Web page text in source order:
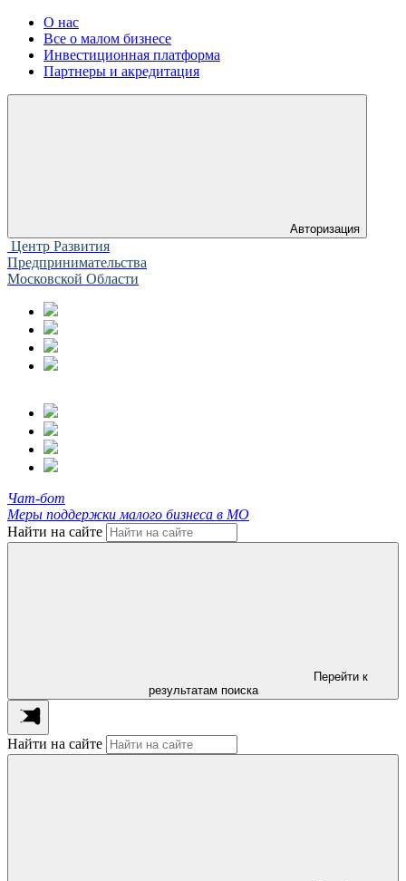
О нас
Все о малом бизнесе
Инвестиционная платформа
Партнеры и акредитация
Авторизация
Центр Развития
Предпринимательства
Московской Области
Чат-бот
Меры поддержки малого бизнеса в МО
Найти на сайте
Перейти к
результатам поиска
Найти на сайте